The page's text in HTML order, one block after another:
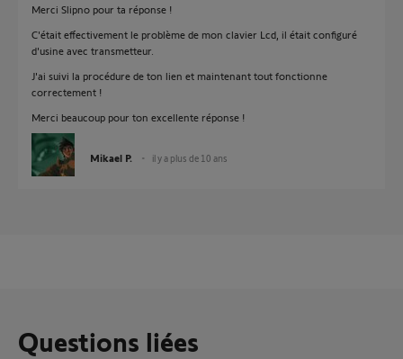
Merci Slipno pour ta réponse !
C'était effectivement le problème de mon clavier Lcd, il était configuré
d'usine avec transmetteur.
J'ai suivi la procédure de ton lien et maintenant tout fonctionne
correctement !
Merci beaucoup pour ton excellente réponse !
Mikael P. il y a plus de 10 ans
Questions liées